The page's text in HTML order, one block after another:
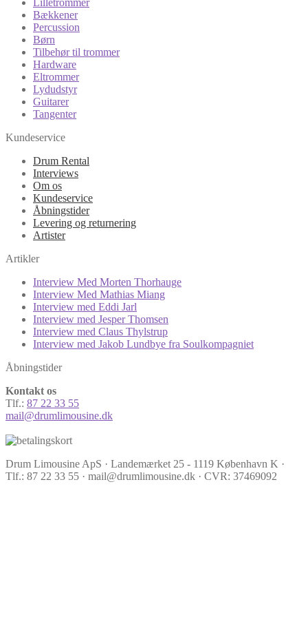
Lilletrommer
Bækkener
Percussion
Børn
Tilbehør til trommer
Hardware
Eltrommer
Lydudstyr
Guitarer
Tangenter
Kundeservice
Drum Rental
Interviews
Om os
Kundeservice
Åbningstider
Levering og returnering
Artister
Artikler
Interview Med Morten Thorhauge
Interview Med Mathias Miang
Interview med Eddi Jarl
Interview med Jesper Thomsen
Interview med Claus Thylstrup
Interview med Jakob Lundbye fra Soulkompagniet
Åbningstider
Kontakt os
Tlf.: 87 22 33 55
mail@drumlimousine.dk
Drum Limousine ApS · Landemærket 25 - 1119 København K ·
Tlf.: 87 22 33 55 · mail@drumlimousine.dk · CVR: 37469092